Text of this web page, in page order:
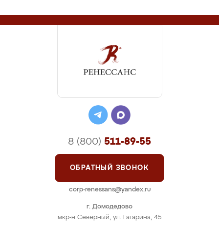
г. Домодедово
мкр-н Северный, ул. Гагарина, 45
8 (800) 511-89-55
ОБРАТНЫЙ ЗВОНОК
corp-renessans@yandex.ru